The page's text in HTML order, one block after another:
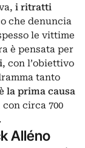
i ritratti
che denuncia
le vittime
è pensata per
, con l’obiettivo
tanto
la prima causa
con circa 700
Alléno